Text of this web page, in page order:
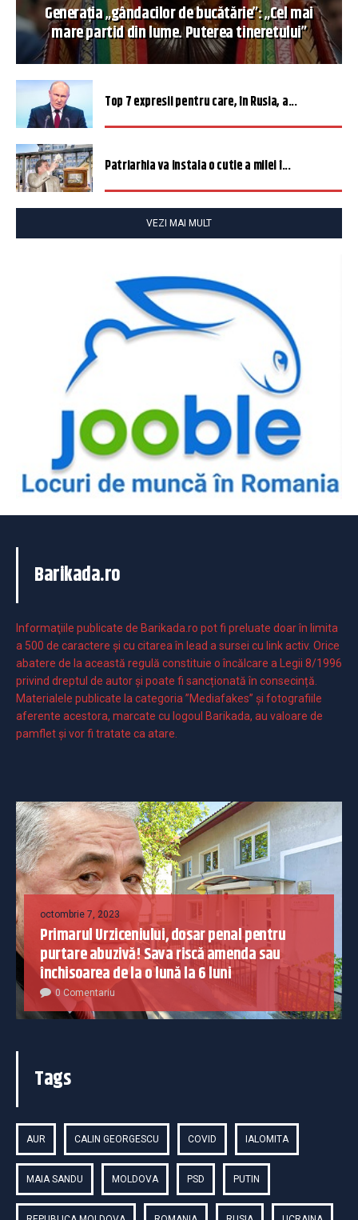
Generația „gândacilor de bucătărie”: „Cel mai
mare partid din lume. Puterea tineretului”
Top 7 expresii pentru care, în Rusia, a...
Patriarhia va instala o cutie a milei î...
VEZI MAI MULT
Barikada.ro
Informaţiile publicate de Barikada.ro pot fi preluate doar în limita
a 500 de caractere şi cu citarea în lead a sursei cu link activ. Orice
abatere de la această regulă constituie o încălcare a Legii 8/1996
privind dreptul de autor și poate fi sancționată în consecință.
Materialele publicate la categoria ”Mediafakes” și fotografiile
aferente acestora, marcate cu logoul Barikada, au valoare de
pamflet și vor fi tratate ca atare.
octombrie 7, 2023
Primarul Urziceniului, dosar penal pentru
purtare abuzivă! Sava riscă amenda sau
închisoarea de la o lună la 6 luni
0 Comentariu
Tags
AUR CALIN GEORGESCU COVID IALOMITA
MAIA SANDU MOLDOVA PSD PUTIN